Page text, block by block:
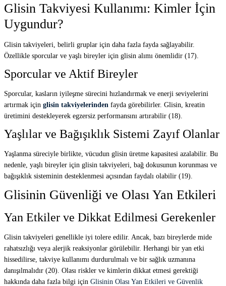
Glisin Takviyesi Kullanımı: Kimler İçin
Uygundur?
Glisin takviyeleri, belirli gruplar için daha fazla fayda sağlayabilir.
Özellikle sporcular ve yaşlı bireyler için glisin alımı önemlidir (17).
Sporcular ve Aktif Bireyler
Sporcular, kasların iyileşme sürecini hızlandırmak ve enerji seviyelerini
artırmak için glisin takviyelerinden fayda görebilirler. Glisin, kreatin
üretimini destekleyerek egzersiz performansını artırabilir (18).
Yaşlılar ve Bağışıklık Sistemi Zayıf Olanlar
Yaşlanma süreciyle birlikte, vücudun glisin üretme kapasitesi azalabilir. Bu
nedenle, yaşlı bireyler için glisin takviyeleri, bağ dokusunun korunması ve
bağışıklık sisteminin desteklenmesi açısından faydalı olabilir (19).
Glisinin Güvenliği ve Olası Yan Etkileri
Yan Etkiler ve Dikkat Edilmesi Gerekenler
Glisin takviyeleri genellikle iyi tolere edilir. Ancak, bazı bireylerde mide
rahatsızlığı veya alerjik reaksiyonlar görülebilir. Herhangi bir yan etki
hissedilirse, takviye kullanımı durdurulmalı ve bir sağlık uzmanına
danışılmalıdır (20). Olası riskler ve kimlerin dikkat etmesi gerektiği
hakkında daha fazla bilgi için Glisinin Olası Yan Etkileri ve Güvenlik